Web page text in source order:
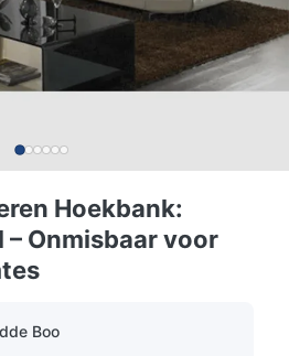
Hoekbank:
Onmisbaar voor
Boo